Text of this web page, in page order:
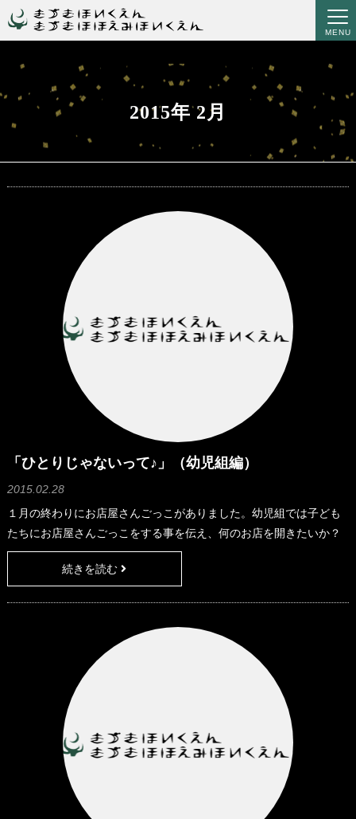
MENU
2015年 2月
「ひとりじゃないって♪」（幼児組編）
2015.02.28
１月の終わりにお店屋さんごっこがありました。幼児組では子ども
たちにお店屋さんごっこをする事を伝え、何のお店を開きたいか？
を聞いたりお店屋さんをやりたい、お客さんになりたいというのを
子どもたちが選びました。お店毎にどんな品物を作るか？等相談を
いきました。 しかし、私が少しお休みを
続きを読む